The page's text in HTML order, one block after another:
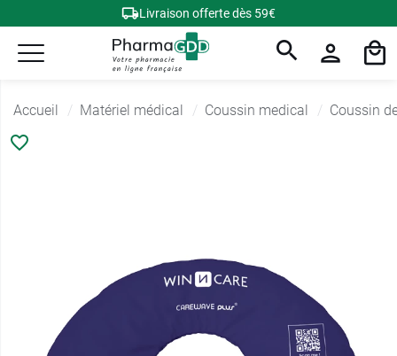
Livraison offerte dès 59€
Accueil Matériel médical Coussin medical Coussin